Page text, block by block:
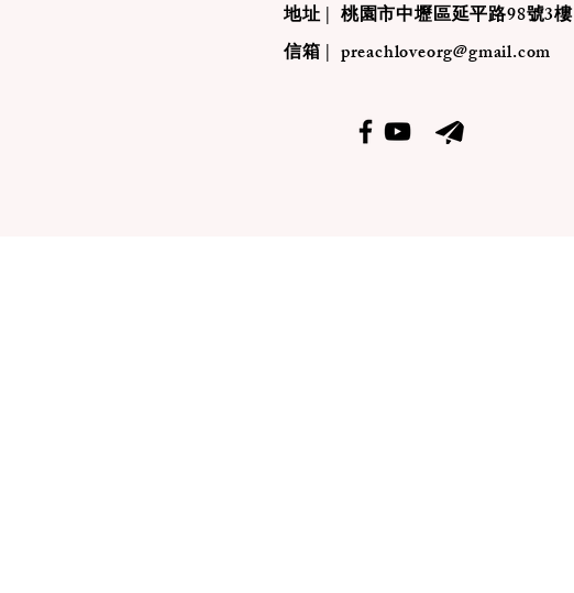
地址 | 桃園市中壢區延平路98號3樓
信箱 | preachloveorg@gmail.com